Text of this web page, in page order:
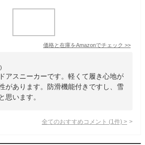
価格と在庫をAmazonでチェック >>
アスニーカーです。軽くて履き心地が
があります。防滑機能付きですし、雪
思います。
全てのおすすめコメント (1 件) >